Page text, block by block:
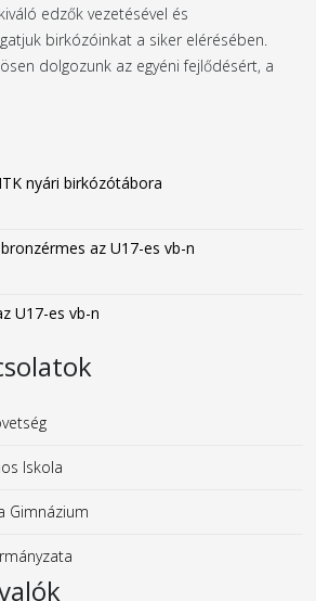
edzők vezetésével és
birkózóinkat a siker elérésében.
dolgozunk az egyéni fejlődésért, a
nyári birkózótábora
az U17-es vb-n
U17-es vb-n
Iskola
Gimnázium